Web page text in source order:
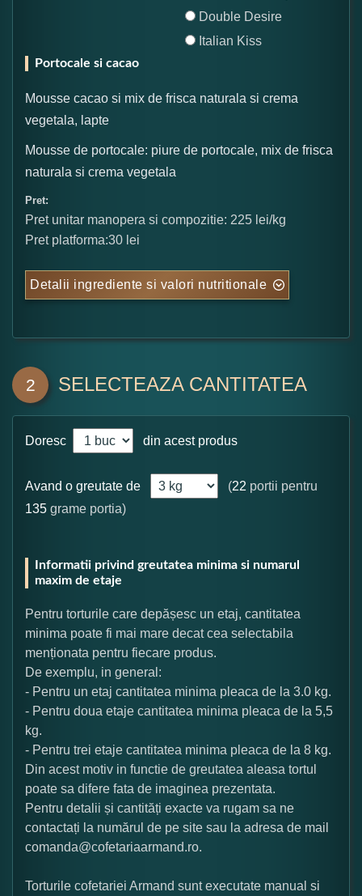
Double Desire
Italian Kiss
Portocale si cacao
Mousse cacao si mix de frisca naturala si crema
vegetala, lapte
Mousse de portocale: piure de portocale, mix de frisca
naturala si crema vegetala
Pret:
Pret unitar manopera si compozitie: 225 lei/kg
Pret platforma:30 lei
Detalii ingrediente si valori nutritionale
2 SELECTEAZA CANTITATEA
Doresc din acest produs
Avand o greutate de (22 portii pentru
135 grame portia)
Informatii privind greutatea minima si numarul
maxim de etaje
Pentru torturile care depășesc un etaj, cantitatea
minima poate fi mai mare decat cea selectabila
menționata pentru fiecare produs.
De exemplu, in general:
- Pentru un etaj cantitatea minima pleaca de la 3.0 kg.
- Pentru doua etaje cantitatea minima pleaca de la 5,5
kg.
- Pentru trei etaje cantitatea minima pleaca de la 8 kg.
Din acest motiv in functie de greutatea aleasa tortul
poate sa difere fata de imaginea prezentata.
Pentru detalii și cantități exacte va rugam sa ne
contactați la numărul de pe site sau la adresa de mail
comanda@cofetariaarmand.ro.
Torturile cofetariei Armand sunt executate manual si